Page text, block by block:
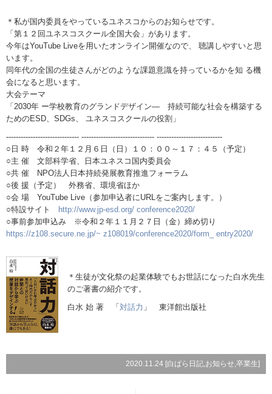
＊私が国内委員をやっているユネスコからのお知らせです。
「第１２回ユネスコスクール全国大会」があります。
今年はYouTube Liveを用いたオンライン開催なので、 聴講しやすいと思
います。
同年代の全国の生徒さんがどのような課題意識を持っているかを知 る機
会になると思います。
大会テーマ
「2030年 ー学校教育のグランドデザイン― 持続可能な社会を構築する
ためのESD、SDGs、 ユネスコスクールの役割」
------------------------------ ------------------------------ ---------------------------
○日 時 令和２年１２月６日（日）１０：００～１７：４５（予定）
○主 催 文部科学省、日本ユネスコ国内委員会
○共 催 NPO法人日本持続発展教育推進フォーラム
○後 援（予定） 外務省、環境省ほか
○会 場 YouTube Live（参加申込者にURLをご案内します。）
○特設サイト
http://www.jp-esd.org/ conference2020/
○事前参加申込み ※令和２年１１月２７日（金）締め切り
https://z108.secure.ne.jp/~ z108019/conference2020/form_ entry2020/
＊生徒が文化祭の起業体験でもお世話になった白水先生
のご著書の紹介です。
白水 始 著 「 対話力 」 東洋館出版社
2020.11.24 [白ばら日記 お知らせ 卒業生]